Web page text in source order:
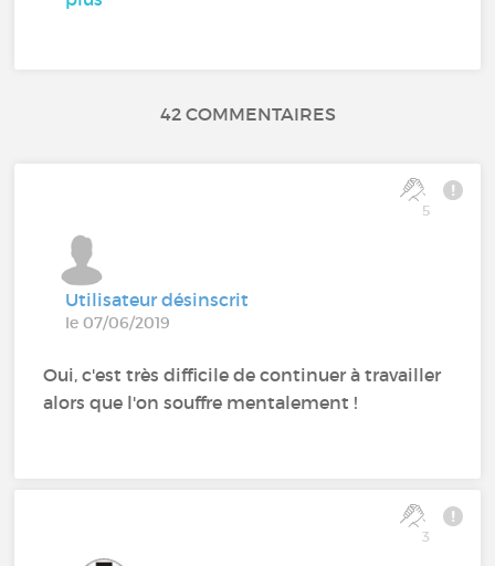
42 COMMENTAIRES
5
Utilisateur désinscrit
le 07/06/2019
Oui, c'est très difficile de continuer à travailler
alors que l'on souffre mentalement !
3